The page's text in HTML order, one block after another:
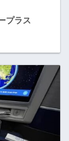
プラス